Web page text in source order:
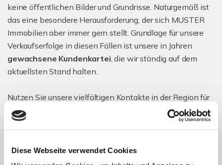
Diese Webseite verwendet Cookies
keine öffentlichen Bilder und Grundrisse. Naturgemäß ist
das eine besondere Herausforderung, der sich MUSTER
Immobilien aber immer gern stellt. Grundlage für unsere
Verkaufserfolge in diesen Fällen ist unsere in Jahren
gewachsene Kundenkartei, die wir ständig auf dem
aktuellsten Stand halten.
Nutzen Sie unsere vielfältigen Kontakte in der Region für
sich: Gerade junge Familien, Unternehmer, Handwerker,
aber auch Investoren fragen uns regelmäßig nach